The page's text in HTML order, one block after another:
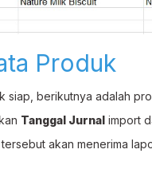
Produk
siap, berikutnya adalah
Tanggal Jurnal import
tersebut akan menerima